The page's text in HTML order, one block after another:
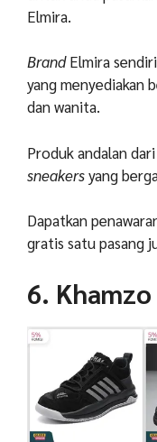
Elmira.
BrandElmira
yang menyediakan
dan wanita.
Produk andalan
sneakersyang
Dapatkan
gratis satu pasang
6. Khamzo